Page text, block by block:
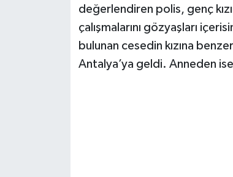
değerlendiren polis, genç kızın
çalışmalarını gözyaşları
bulunan cesedin kızına
Antalya’ya geldi. Anneden